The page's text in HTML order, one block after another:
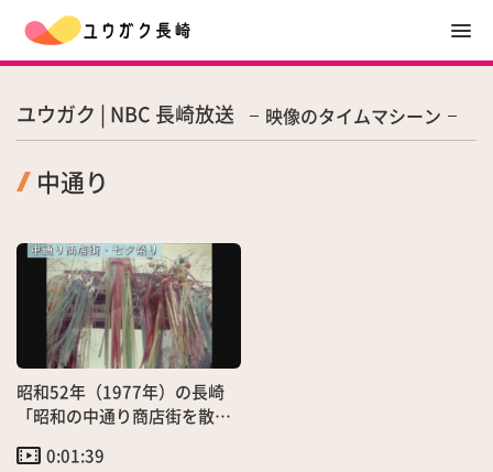
ユウガク | NBC 長崎放送 映像のタイムマシーン
中通り
昭和52年（1977年）の長崎
「昭和の中通り商店街を散
0:01:39